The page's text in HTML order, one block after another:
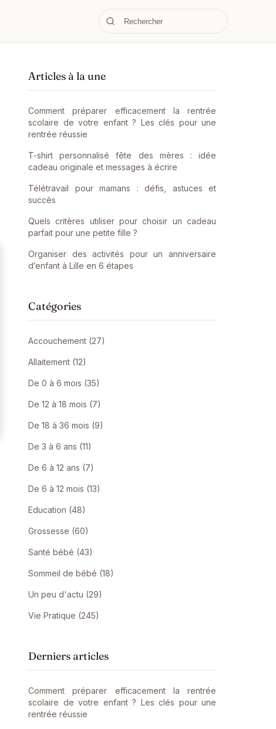
Articles à la une
Comment préparer efficacement la rentrée
scolaire de votre enfant ? Les clés pour une
rentrée réussie
T-shirt personnalisé fête des mères : idée
cadeau originale et messages à écrire
Télétravail pour mamans : défis, astuces et
succès
Quels critères utiliser pour choisir un cadeau
parfait pour une petite fille ?
Organiser des activités pour un anniversaire
d’enfant à Lille en 6 étapes
Catégories
Accouchement (27)
Allaitement (12)
De 0 à 6 mois (35)
De 12 à 18 mois (7)
De 18 à 36 mois (9)
De 3 à 6 ans (11)
De 6 à 12 ans (7)
De 6 à 12 mois (13)
Education (48)
Grossesse (60)
Santé bébé (43)
Sommeil de bébé (18)
Un peu d'actu (29)
Vie Pratique (245)
Derniers articles
Comment préparer efficacement la rentrée
scolaire de votre enfant ? Les clés pour une
rentrée réussie